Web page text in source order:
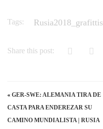
Tags: Rusia2018_grafittis
Share this post:
« GER-SWE: ALEMANIA TIRA DE
CASTA PARA ENDEREZAR SU
CAMINO MUNDIALISTA | RUSIA